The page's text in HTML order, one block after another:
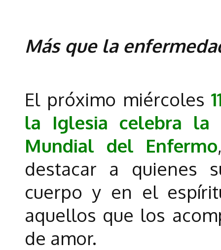
Más que la
El próximo miércoles
la Iglesia celebra la
Mundial del Enfermo
destacar a quienes
cuerpo y en el
aquellos que los
de amor.